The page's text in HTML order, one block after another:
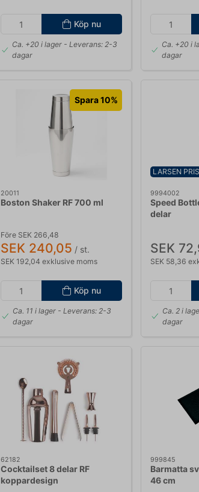
Köp nu
Ca. +20 i lager - Leverans: 2-3
dagar
Ca. +20 i
dagar
Spara 10%
20011
Boston Shaker RF 700 ml
Före SEK 266,48
SEK 240,05 / st.
SEK 192,04 exklusive moms
Köp nu
Ca. 11 i lager- Leverans: 2-3
dagar
LARSEN PRIS
9994002
Speed
delar
SEK
SEK 58,36
Ca. 2 i
dagar
62182
Cocktailset 8 delar RF
koppardesign
999845
Barmatta
46 cm